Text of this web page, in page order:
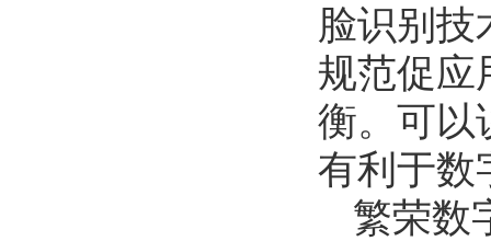
脸识别技
规范促应
衡。可以
有利于数
繁荣数